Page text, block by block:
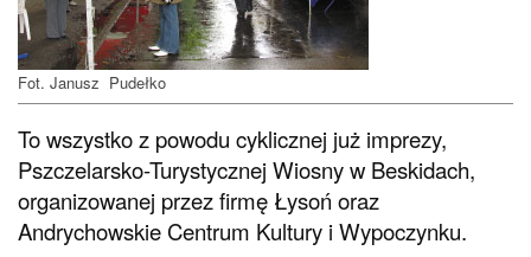
Fot. Janusz Pudełko
To wszystko z powodu cyklicznej już imprezy,
Pszczelarsko-Turystycznej Wiosny w Beskidach,
organizowanej przez firmę Łysoń oraz
Andrychowskie Centrum Kultury i Wypoczynku.